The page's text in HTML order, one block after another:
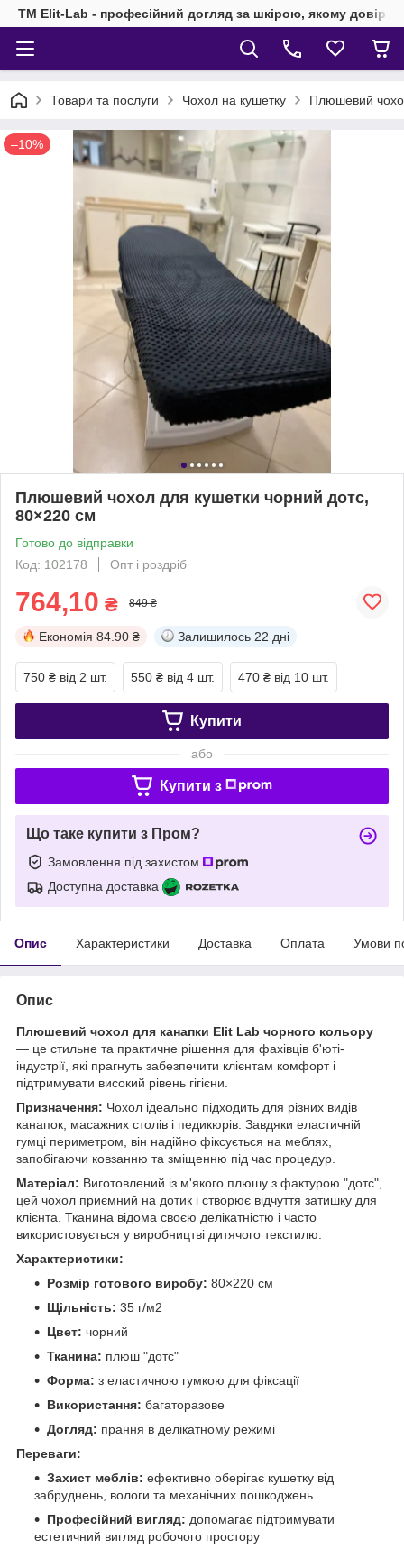
TM Elit-Lab - професійний догляд за шкірою, якому
Товари та послуги Чохол на кушетку Плюшевий
–10%
Плюшевий чохол для кушетки чорний дотс,
80×220 см
Готово до відправки
Код: 102178
Опт і роздріб
764,10 ₴ 849 ₴
Економія 84.90 ₴ Залишилось 22 дні
750 ₴ від 2 шт. 550 ₴ від 4 шт. 470 ₴ від 10 шт.
Купити
або
Купити з
Що таке купити з Пром?
Замовлення під захистом
Доступна доставка
Опис Характеристики Доставка Оплата Умови
Опис
Плюшевий чохол для канапки Elit Lab чорного кольору
— це стильне та практичне рішення для фахівців б'юті-
індустрії, які прагнуть забезпечити клієнтам комфорт і
підтримувати високий рівень гігієни.
Призначення: Чохол ідеально підходить для різних видів
канапок, масажних столів і педикюрів. Завдяки еластичній
гумці периметром, він надійно фіксується на меблях,
запобігаючи ковзанню та зміщенню під час процедур.
Матеріал: Виготовлений із м'якого плюшу з фактурою "дотс",
цей чохол приємний на дотик і створює відчуття затишку для
клієнта. Тканина відома своєю делікатністю і часто
використовується у виробництві дитячого текстилю.
Характеристики:
Розмір готового виробу: 80×220 см​
Щільність: 35 г/м2
Цвет: чорний
Тканина: плюш "дотс"​
Форма: з еластичною гумкою для фіксації
Використання: багаторазове
Догляд: прання в делікатному режимі
Переваги:
Захист меблів: ефективно оберігає кушетку від
забруднень, вологи та механічних пошкоджень
Професійний вигляд: допомагає підтримувати
естетичний вигляд робочого простору